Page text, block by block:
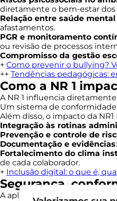
diretamente o bem-estar dos
Relação entre saúde
afastamentos.
PGR e monitoramento
ou revisão de processos
Compromisso da gestão
+ Como prevenir o bullying?
++ Tendências pedagógicas:
Como a NR 1
A NR 1 influencia
Um sistema de
Além disso, o impacto da
Integração às rotinas
Prevenção e controle de
Documentação e evidências
Fortalecimento do clima
de cada colaborador.
+ Inclusão digital: o que é,
Segurança,
A aplicação da NR 1